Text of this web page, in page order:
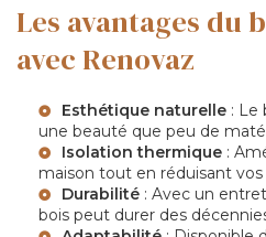
Les avantages du
avec Renovaz
Esthétique naturelle : Le
une beauté que peu de
Isolation thermique :
maison tout en réduisant
Durabilité : Avec un
bois peut durer des